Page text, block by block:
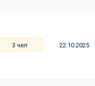
3 чел 22.10.2025